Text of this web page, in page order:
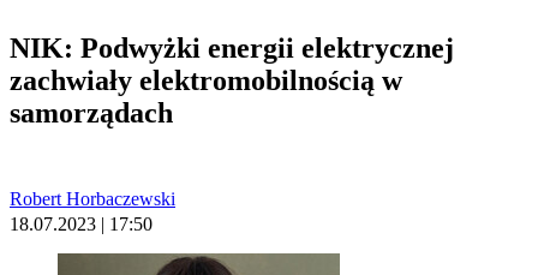
NIK: Podwyżki energii elektrycznej
zachwiały elektromobilnością w
samorządach
Robert Horbaczewski
18.07.2023 | 17:50